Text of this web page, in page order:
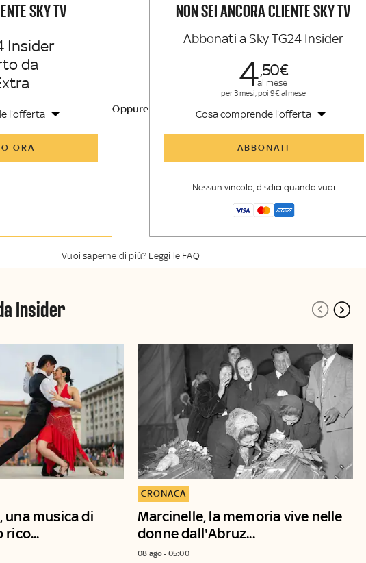
SKY TV
Insider
da
l'offerta
ORA
Oppure
NON SEI ANCORA CLIENTE SKY TV
Abbonati a Sky TG24 Insider
450
al mese
per 3 mesi, poi 9€ al mese
Cosa comprende l'offerta
ABBONATI
Nessun vincolo, disdici quando vuoi
Vuoi saperne di più? Leggi le FAQ
Insider
una musica di
rico...
Marcinelle, la memoria vive nelle
donne dall'Abruz...
CRONACA
08 ago - 05:00